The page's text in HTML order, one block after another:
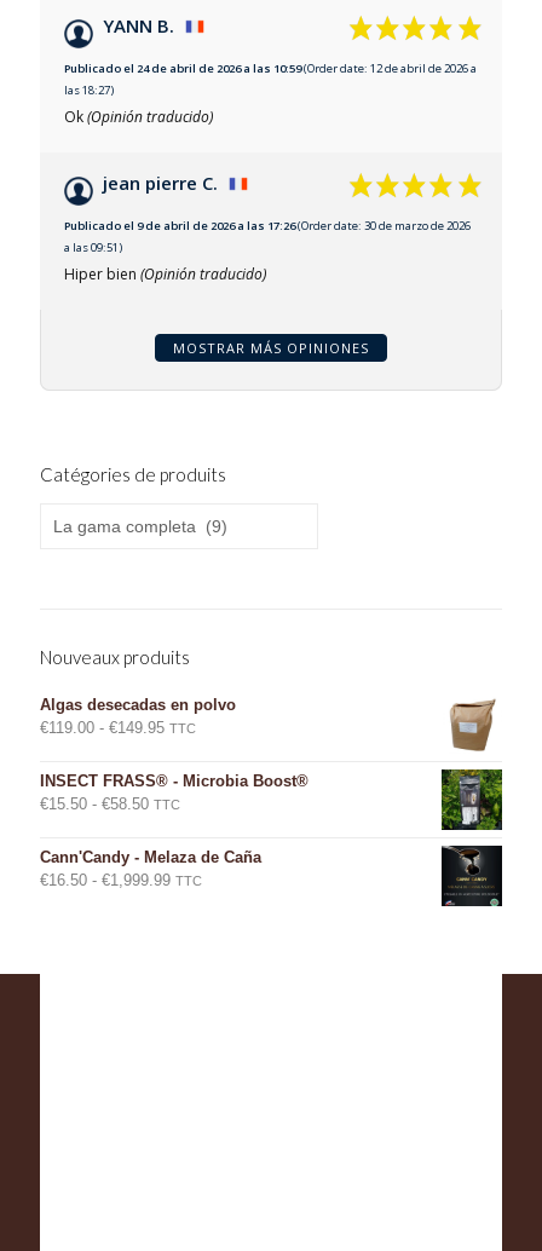
YANN B.
Publicado el 24 de abril de 2026 a las 10:59(Order date: 12 de abril de 2026 a
las 18:27)
Ok(Opinión traducido)
jean pierre C.
Publicado el 9 de abril de 2026 a las 17:26(Order date: 30 de marzo de 2026
a las 09:51)
Hiper bien (Opinión traducido)
MOSTRAR MÁS OPINIONES
Catégories de produits
Nouveaux produits
Algas desecadas en polvo
€119.00 - €149.95Rango
precios:
desde
€149.95
TTC
INSECT FRASS® - Microbia Boost®
€15.50 - €58.50Rango
precios:
desde
TTC
Cann'Candy - Melaza de Caña
€16.50 - €1,999.99Rango
TTC